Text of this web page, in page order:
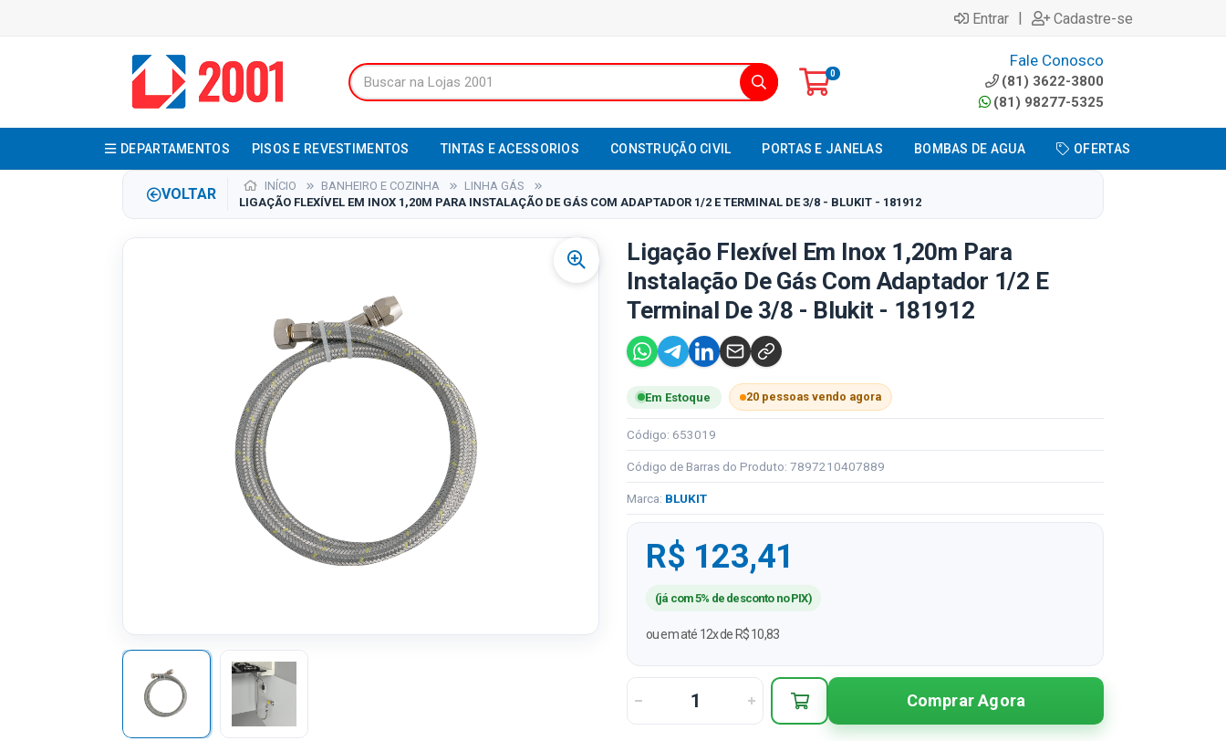
Entrar | Cadastre-se
0
Fale Conosco
(81) 3622-3800
(81) 98277-5325
DEPARTAMENTOS PISOS E REVESTIMENTOS TINTAS E ACESSORIOS CONSTRUÇÃO CIVIL PORTAS E JANELAS BOMBAS DE AGUA OFERTAS
VOLTAR INÍCIO BANHEIRO E COZINHA
LINHA GÁS
LIGAÇÃO FLEXÍVEL EM INOX 1,20M PARA INSTALAÇÃO DE GÁS COM ADAPTADOR 1/2 E TERMINAL DE 3/8 - BLUKIT - 181912
Ligação Flexível Em Inox 1,20m Para
Instalação De Gás Com Adaptador 1/2 E
Terminal De 3/8 - Blukit - 181912
Em Estoque 20 pessoas vendo agora
Código: 653019
Código de Barras do Produto: 7897210407889
Marca: BLUKIT
R$ 123,41
(já com 5% de desconto no PIX)
ou em até 12x de R$ 10,83
Comprar Agora